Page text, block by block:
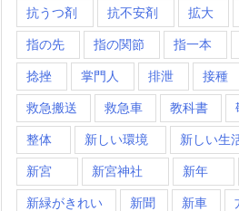
抗うつ剤 抗不安剤 拡大
指の先 指の関節 指一本
捻挫 掌門人 排泄 接種
救急搬送 救急車 教科書
整体 新しい環境 新しい生
新宮 新宮神社 新年
新緑がきれい 新聞 新車